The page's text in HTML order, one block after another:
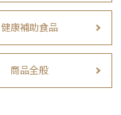
健康補助食品
商品全般